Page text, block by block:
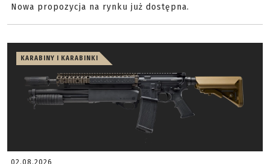
Nowa propozycja na rynku już dostępna.
KARABINY I KARABINKI
02.08.2026